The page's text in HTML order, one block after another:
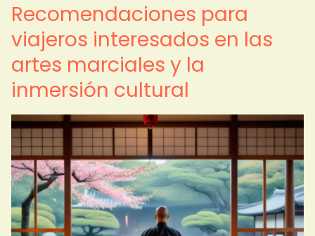
Recomendaciones para
viajeros interesados en las
artes marciales y la
inmersión cultural